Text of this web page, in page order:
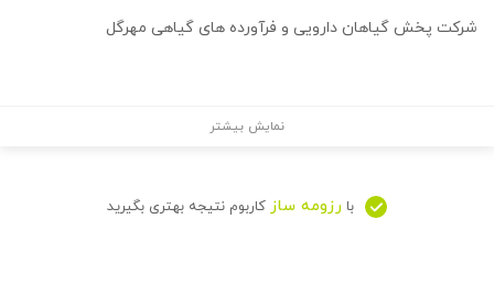
شرکت پخش گیاهان دارویی و فرآورده های گیاهی مهرگل
نمایش بیشتر
با رزومه ساز کاربوم نتیجه بهتری بگیرید